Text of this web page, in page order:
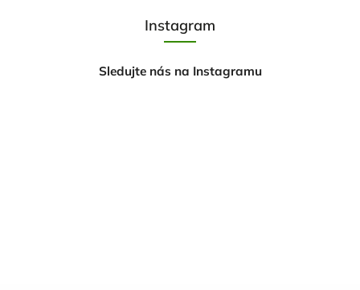
Instagram
Sledujte nás na Instagramu